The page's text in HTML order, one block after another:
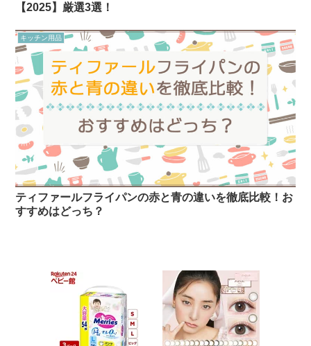
【2025】厳選3選！
キッチン用品
ティファールフライパンの赤と青の違いを徹底比較！お
すすめはどっち？